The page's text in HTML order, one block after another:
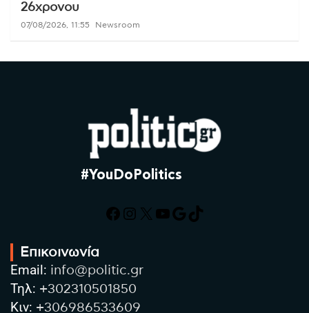
26χρονου
07/08/2026, 11:55 Newsroom
#YouDoPolitics
Facebook
Instagram
X YouTube
Google
TikTok
Επικοινωνία
Email: info@politic.gr
Τηλ: +302310501850
Κιν: +306986533609